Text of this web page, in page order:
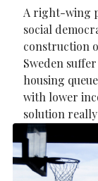
A right-wing
social
construction
Sweden
housing
with lower
solution